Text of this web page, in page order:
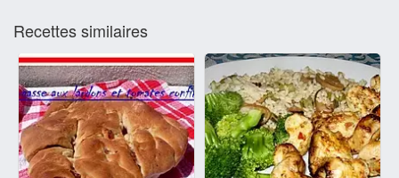
Recettes similaires